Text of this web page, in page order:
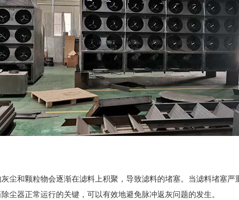
尘和颗粒物会逐渐在滤料上积聚，导致滤料的堵塞。当滤料堵塞
尘器正常运行的关键，可以有效地避免脉冲返灰问题的发生。